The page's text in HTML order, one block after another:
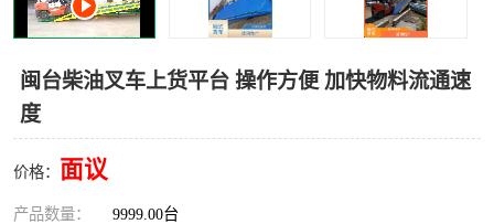
闽台柴油叉车上货平台 操作方便 加快物料流通速
度
价格： 面议
产品数量： 9999.00台